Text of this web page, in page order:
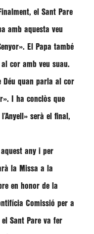
el Sant Pare
amb aquesta veu
El Papa també
cor amb veu suau.
Déu quan parla al cor
. I ha conclòs que
serà el final,
aquest any i per
la Missa a la
en honor de la
Comissió per a
Sant Pare va fer